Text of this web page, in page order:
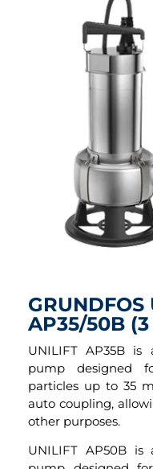
GRUNDFOS
AP35/50B (3
UNILIFT AP35B is
pump designed
particles up to 35
auto coupling,
other purposes.
UNILIFT AP50B is